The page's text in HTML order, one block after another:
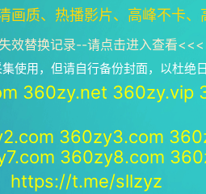
画质、热播影片、高峰不卡
效替换记录--请点击进入查看<<<
使用，但请自行备份封面，以杜绝
360zy.net 360zy.vip
360zy3.com
360zy8.com
https://t.me/sllzyz